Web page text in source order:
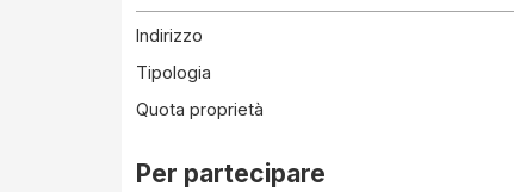
Indirizzo
Tipologia
Quota proprietà
Per partecipare